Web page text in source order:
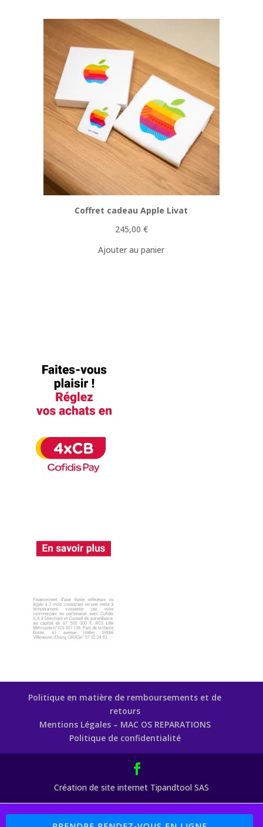
Boutique : 5% sur les Pièces Détachées Code Promo : MAC77 (
Coffret cadeau Apple Livat
245,00 €
Ajouter au panier
Politique en matière de remboursements et de
retours
Mentions Légales – MAC OS REPARATIONS
Politique de confidentialité
Création de site internet Tipandtool SAS